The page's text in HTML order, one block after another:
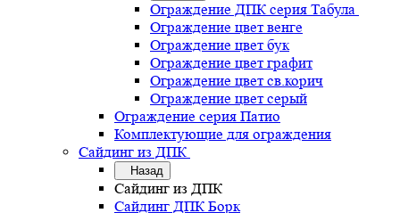
Ограждение ДПК серия Табула
Ограждение цвет венге
Ограждение цвет бук
Ограждение цвет графит
Ограждение цвет св.корич
Ограждение цвет серый
Ограждение серия Патио
Комплектующие для ограждения
Сайдинг из ДПК
Назад
Сайдинг из ДПК
Сайдинг ДПК Борк